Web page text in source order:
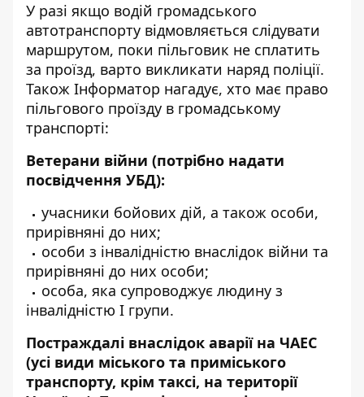
У разі якщо водій громадського
автотранспорту відмовляється слідувати
маршрутом, поки пільговик не сплатить
за проїзд, варто викликати наряд поліції.
Також Інформатор нагадує, хто має право
пільгового проїзду в громадському
транспорті:
Ветерани війни (потрібно надати
посвідчення УБД):
учасники бойових дій, а також особи,
прирівняні до них;
особи з інвалідністю внаслідок війни та
прирівняні до них особи;
особа, яка супроводжує людину з
інвалідністю I групи.
Постраждалі внаслідок аварії на ЧАЕС
(усі види міського та приміського
транспорту, крім таксі, на території